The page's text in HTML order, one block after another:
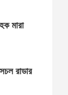
মারা
রাডার